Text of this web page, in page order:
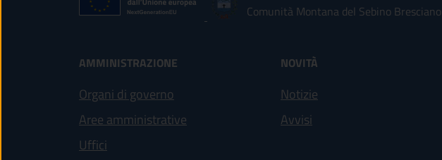
Comunità Montana del Sebino Bresciano
AMMINISTRAZIONE
Organi di governo
Aree amministrative
Uffici
NOVITÀ
Notizie
Avvisi